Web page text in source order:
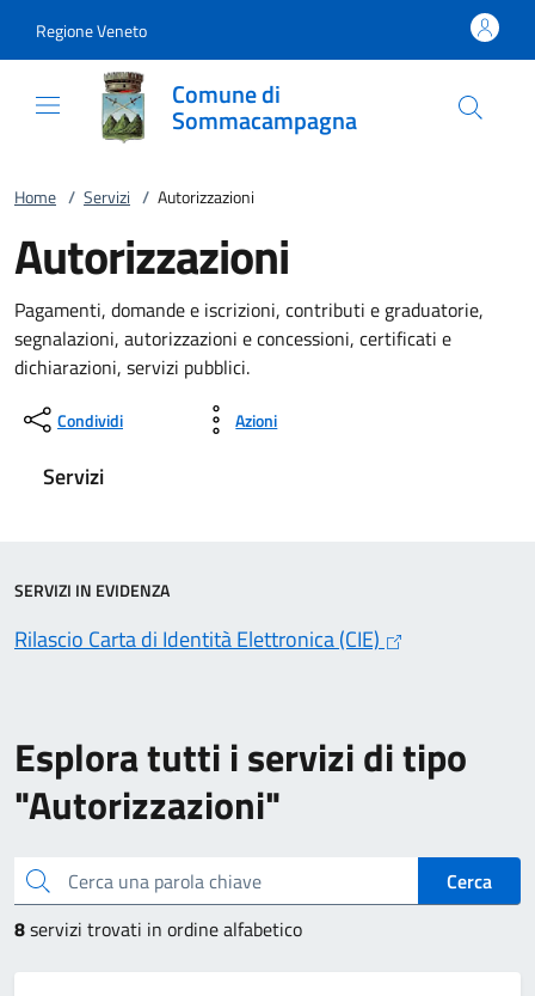
Regione Veneto
Comune di
Sommacampagna
Home / Servizi / Autorizzazioni
Autorizzazioni
Pagamenti, domande e iscrizioni, contributi e graduatorie,
segnalazioni, autorizzazioni e concessioni, certificati e
dichiarazioni, servizi pubblici.
Condividi Azioni
Servizi
Esplora tutti i servizi di tipo
"Autorizzazioni"
Cerca una parola chiave
Cerca
8servizi trovati in ordine alfabetico
SERVIZI IN EVIDENZA
Rilascio Carta di Identità Elettronica (CIE)